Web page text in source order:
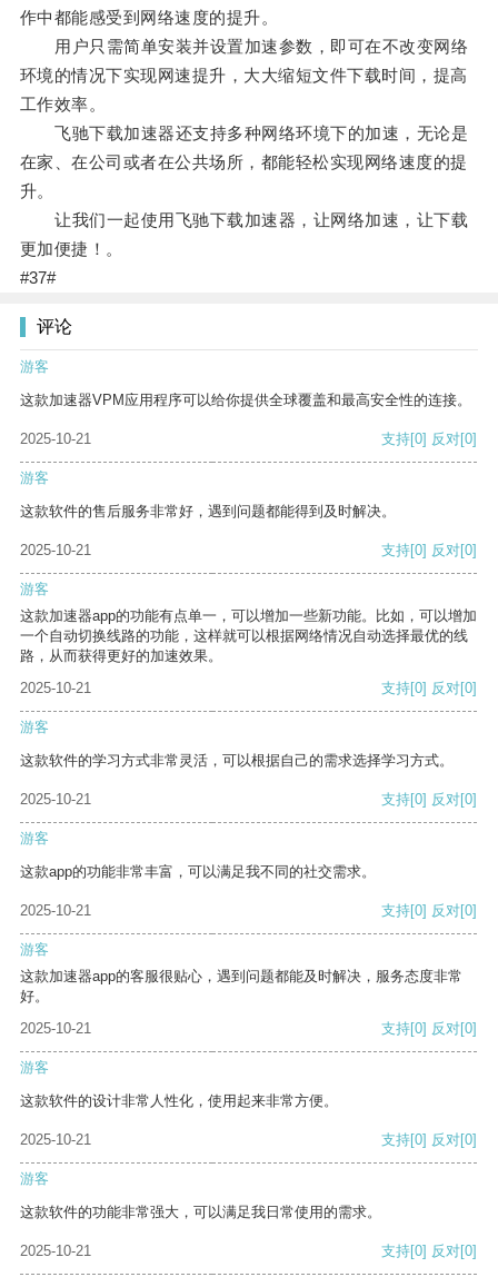
作中都能感受到网络速度的提升。
用户只需简单安装并设置加速参数，即可在不改变网络
环境的情况下实现网速提升，大大缩短文件下载时间，提高
工作效率。
飞驰下载加速器还支持多种网络环境下的加速，无论是
在家、在公司或者在公共场所，都能轻松实现网络速度的提
升。
让我们一起使用飞驰下载加速器，让网络加速，让下载
更加便捷！。
#37#
评论
游客
这款加速器VPM应用程序可以给你提供全球覆盖和最高安全性的连接。
2025-10-21 支持[0] 反对[0]
游客
这款软件的售后服务非常好，遇到问题都能得到及时解决。
2025-10-21 支持[0] 反对[0]
游客
这款加速器app的功能有点单一，可以增加一些新功能。比如，可以增加
一个自动切换线路的功能，这样就可以根据网络情况自动选择最优的线
路，从而获得更好的加速效果。
2025-10-21
支持[0] 反对[0]
游客
这款软件的学习方式非常灵活，可以根据自己的需求选择学习方式。
2025-10-21 支持[0] 反对[0]
游客
这款app的功能非常丰富，可以满足我不同的社交需求。
2025-10-21 支持[0] 反对[0]
游客
这款加速器app的客服很贴心，遇到问题都能及时解决，服务态度非常
好。
2025-10-21
支持[0] 反对[0]
游客
这款软件的设计非常人性化，使用起来非常方便。
2025-10-21 支持[0] 反对[0]
游客
这款软件的功能非常强大，可以满足我日常使用的需求。
2025-10-21 支持[0] 反对[0]